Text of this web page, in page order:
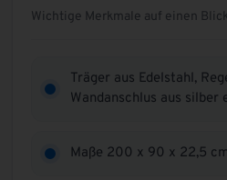
Wichtige Merkmale auf einen Blick
Träger aus Edelstahl,
Wandanschlus aus
Maße 200 x 90 x 22,5 cm